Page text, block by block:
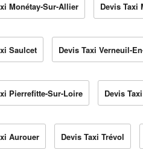
Monétay-Sur-Allier Devis Taxi
Saulcet Devis Taxi Verneuil-
Pierrefitte-Sur-Loire Devis
Aurouer Devis Taxi Trévol